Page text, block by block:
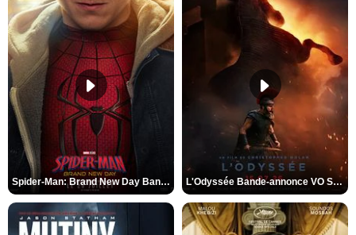
Spider-Man: Brand New Day Bande-annonce VO STFR L'Odyssée Bande-annonce VO STFR